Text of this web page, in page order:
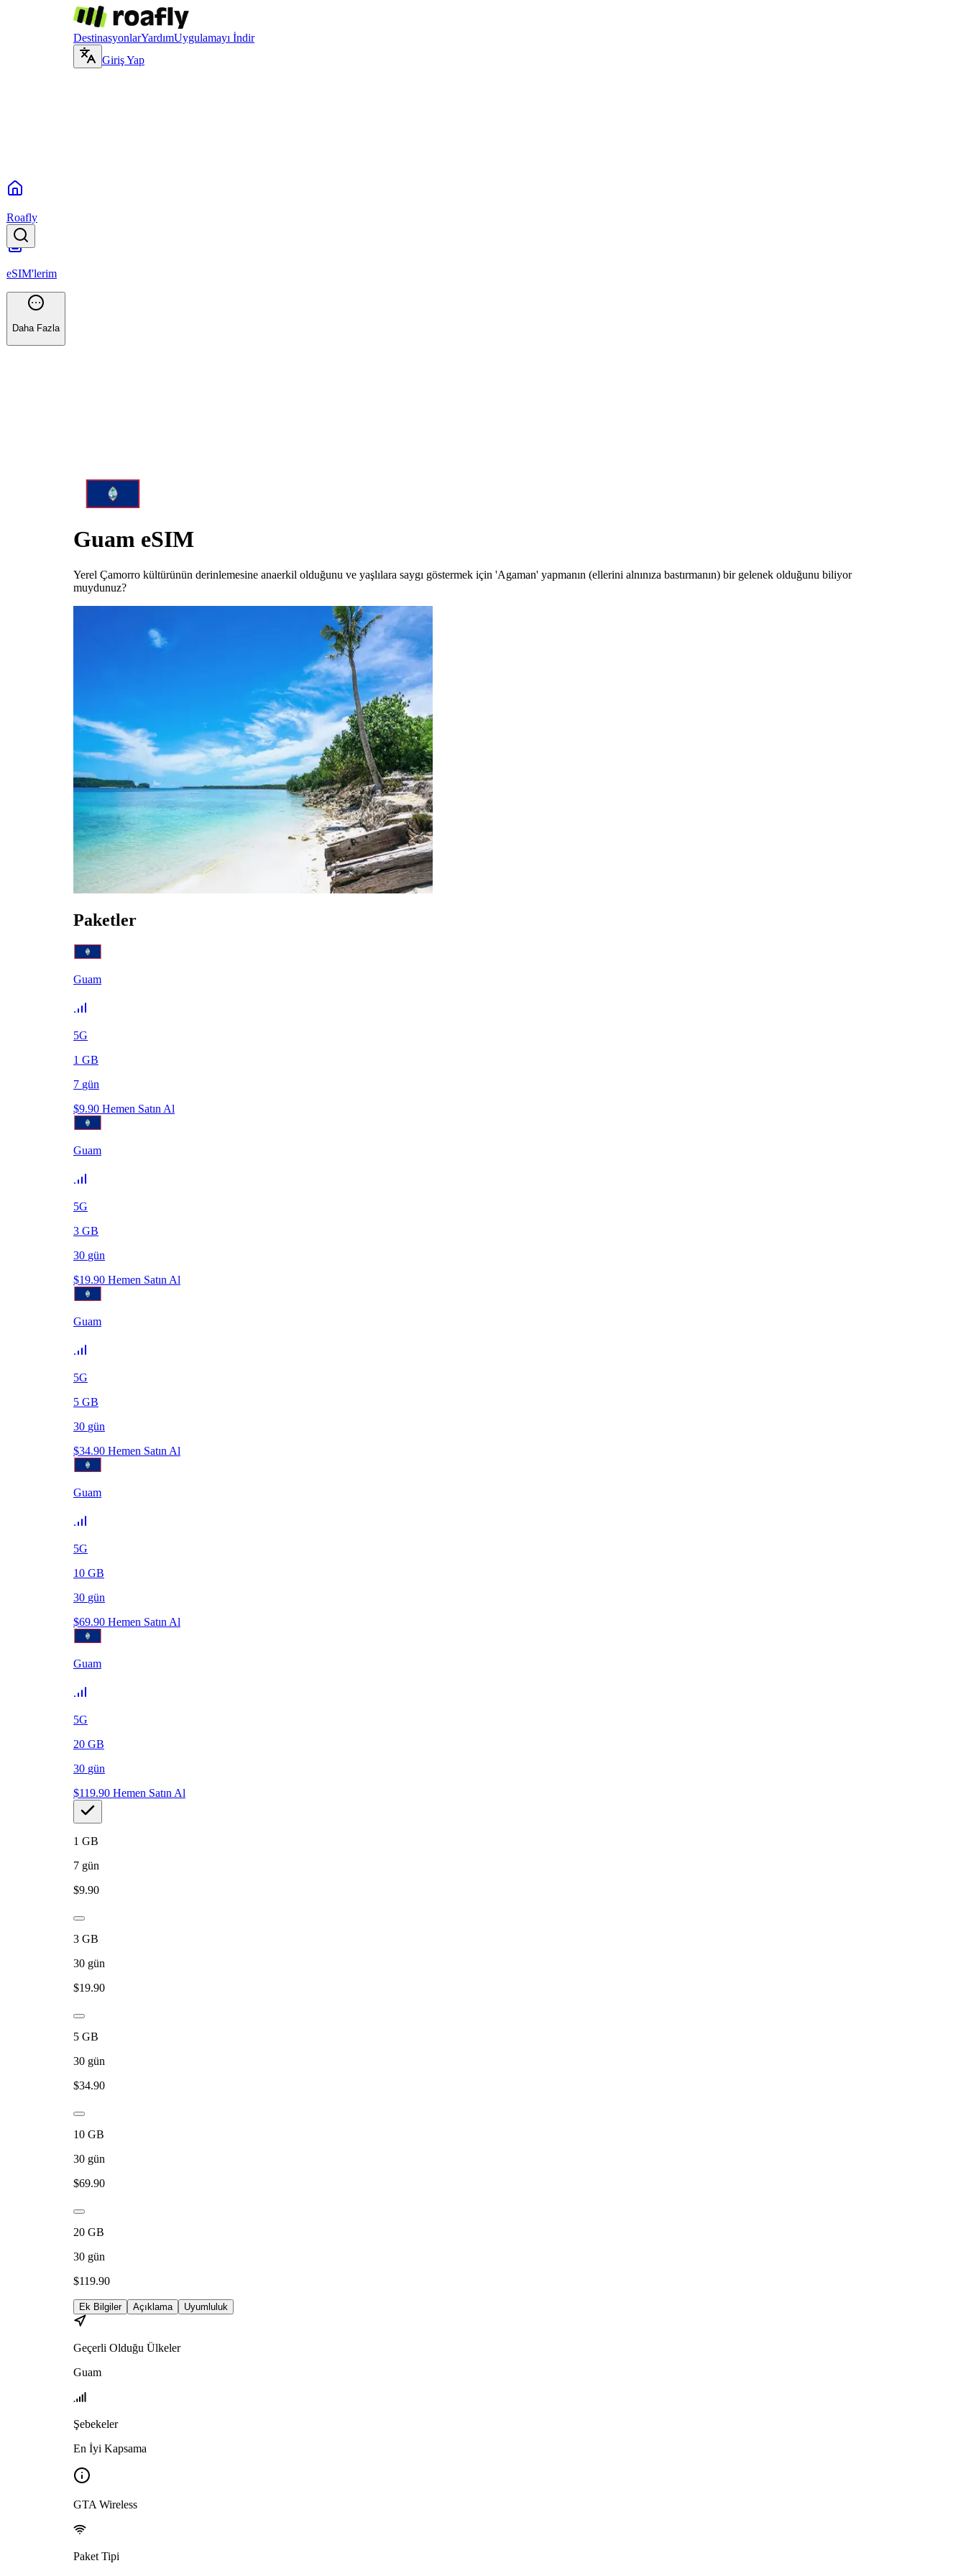
DestinasyonlarYardımUygulamayı İndir
Giriş Yap
Roafly
eSIM'lerim
Daha Fazla
Guam eSIM
Yerel Çamorro kültürünün derinlemesine anaerkil olduğunu ve yaşlılara saygı göstermek için 'Agaman' yapmanın (ellerini alnınıza bastırmanın) bir gelenek olduğunu biliyor
muydunuz?
Paketler
Guam
5G
1 GB
7 gün
$9.90 Hemen Satın Al
Guam
5G
3 GB
30 gün
$19.90 Hemen Satın Al
Guam
5G
5 GB
30 gün
$34.90 Hemen Satın Al
Guam
5G
10 GB
30 gün
$69.90 Hemen Satın Al
Guam
5G
20 GB
30 gün
$119.90 Hemen Satın Al
1 GB
7 gün
$9.90
3 GB
30 gün
$19.90
5 GB
30 gün
$34.90
10 GB
30 gün
$69.90
20 GB
30 gün
$119.90
Ek Bilgiler Açıklama Uyumluluk
Geçerli Olduğu Ülkeler
Guam
Şebekeler
En İyi Kapsama
GTA Wireless
Paket Tipi